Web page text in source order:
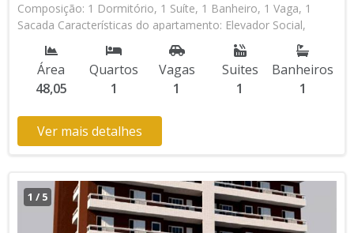
Composição: 1 Dormitório, 1 Suíte, 1 Banheiro, 1 Vaga, 1
Sacada Características do apartamento: Elevador Social,
Elevador de Serviço, Acessibilidade, Portão Automático,
Interfone, Piscina, Salão de Jogos, Salão de Festas,
Academia, Churrasqueira Aceita Financiamento Direto com a
Construtora Lançamento, Em Obras Entrada de R$ 45.049,60
de R$ 8.469,30 R$ 45.049,60 Entrega das Chaves R$
360.397,00 valor Total * Os valores e disponibilidade podem
Área
48,05
Quartos
1
Vagas
1
Suites
1
Banheiros
1
Ver mais detalhes
1 / 5